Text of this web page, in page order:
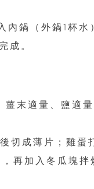
鍋（外鍋1杯
成。
薑末適量、鹽適量
切成薄片；雞蛋
再加入冬瓜塊